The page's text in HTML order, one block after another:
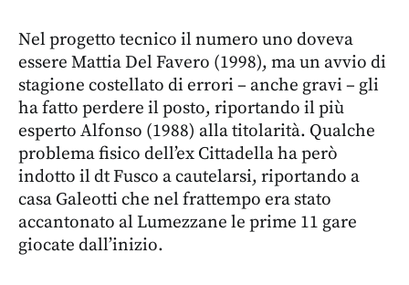
Nel progetto tecnico il numero uno doveva
essere Mattia Del Favero (1998), ma un avvio di
stagione costellato di errori – anche gravi – gli
ha fatto perdere il posto, riportando il più
esperto Alfonso (1988) alla titolarità. Qualche
problema fisico dell’ex Cittadella ha però
indotto il dt Fusco a cautelarsi, riportando a
casa Galeotti che nel frattempo era stato
accantonato al Lumezzane le prime 11 gare
giocate dall’inizio.